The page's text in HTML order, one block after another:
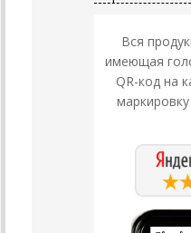
Вся
имеющая
QR-код на